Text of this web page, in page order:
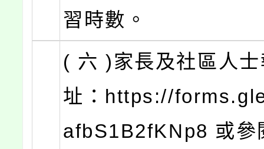
習時數。
( 六 )家長及社區人
址：https://
afbS1B2fKNp8 或參